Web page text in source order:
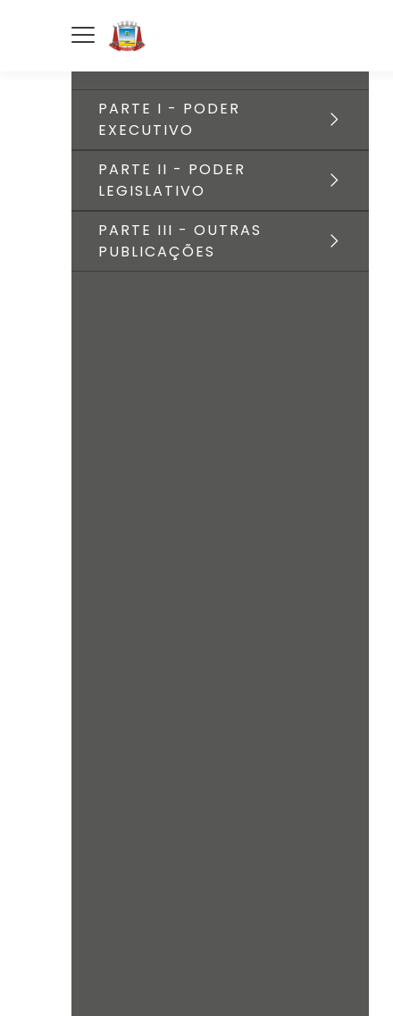
PARTE I - PODER
EXECUTIVO
PARTE II - PODER
LEGISLATIVO
PARTE III - OUTRAS
PUBLICAÇÕES